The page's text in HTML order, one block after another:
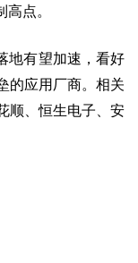
点。
地有望加速，看好
的应用厂商。相关
顺、恒生电子、安